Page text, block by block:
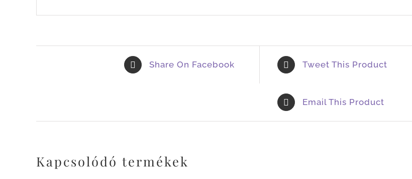
Share On Facebook Tweet This Product
Email This Product
Kapcsolódó termékek